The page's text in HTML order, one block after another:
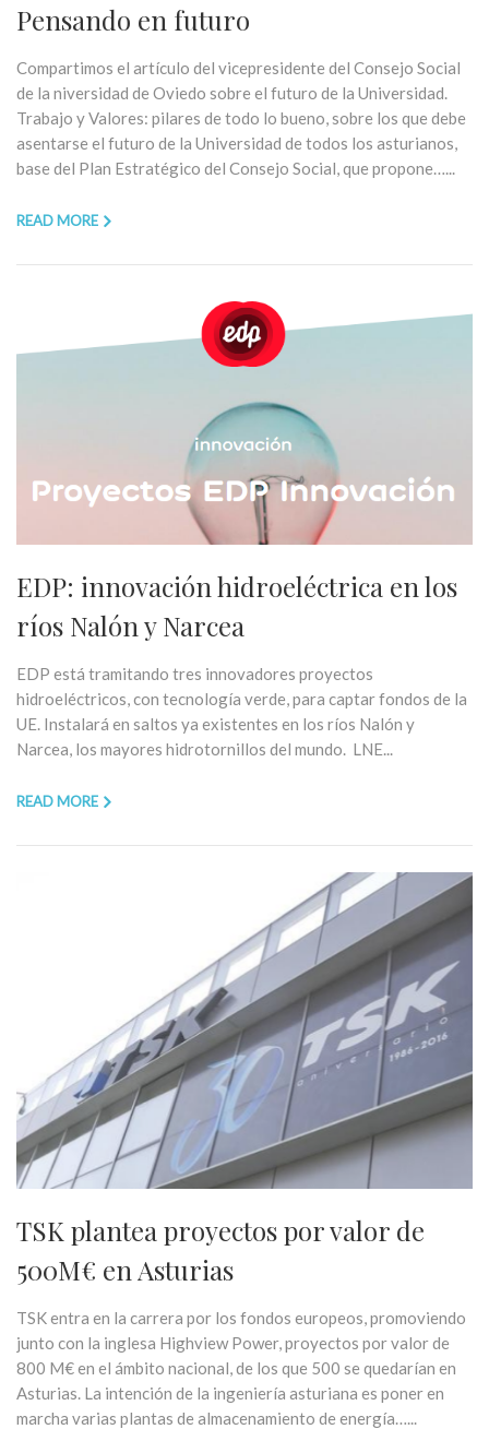
Pensando en futuro
Compartimos el artículo del vicepresidente del Consejo Social
de la niversidad de Oviedo sobre el futuro de la Universidad.
Trabajo y Valores: pilares de todo lo bueno, sobre los que debe
asentarse el futuro de la Universidad de todos los asturianos,
base del Plan Estratégico del Consejo Social, que propone…...
READ MORE
EDP: innovación hidroeléctrica en los
ríos Nalón y Narcea
EDP está tramitando tres innovadores proyectos
hidroeléctricos, con tecnología verde, para captar fondos de la
UE. Instalará en saltos ya existentes en los ríos Nalón y
Narcea, los mayores hidrotornillos del mundo. LNE...
READ MORE
TSK plantea proyectos por valor de
500M€ en Asturias
TSK entra en la carrera por los fondos europeos, promoviendo
junto con la inglesa Highview Power, proyectos por valor de
800 M€ en el ámbito nacional, de los que 500 se quedarían en
Asturias. La intención de la ingeniería asturiana es poner en
marcha varias plantas de almacenamiento de energía…...